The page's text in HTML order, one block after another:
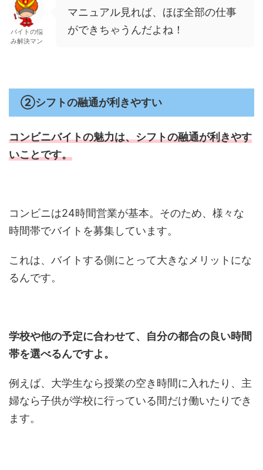
バイトの悩
み解決マン
マニュアル見れば、ほぼ全部の仕事
ができちゃうんだよね！
②シフトの融通が利きやすい
コンビニバイトの魅力は、シフトの融通が利きやす
いことです。
コンビニは24時間営業が基本。そのため、様々な
時間帯でバイトを募集しています。
これは、バイトする側にとって大きなメリットにな
るんです。
学校や他の予定に合わせて、自分の都合の良い時間
帯を選べるんですよ。
例えば、大学生なら授業の空き時間に入れたり、主
婦なら子供が学校に行っている間だけ働いたりでき
ます。